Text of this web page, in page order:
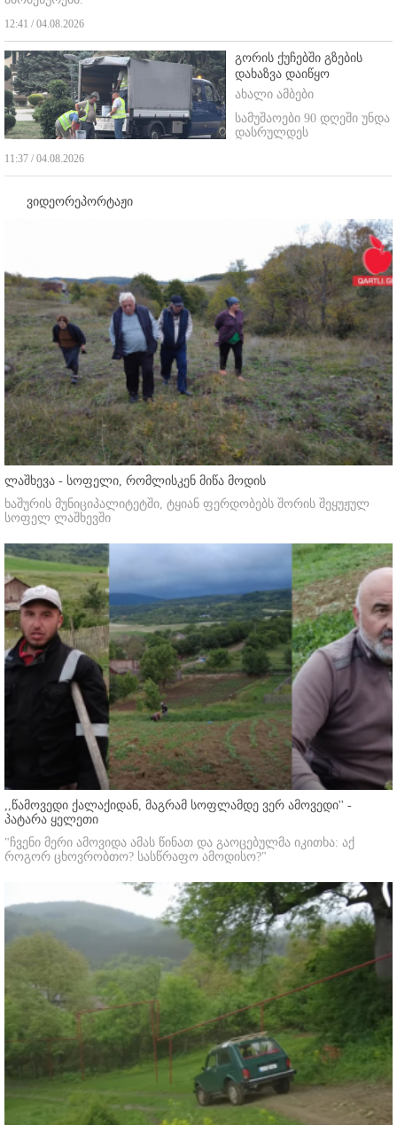
12:41 / 04.08.2026
გორის ქუჩებში გზების
დახაზვა დაიწყო
ახალი ამბები
სამუშაოები 90 დღეში უნდა
დასრულდეს
11:37 / 04.08.2026
ვიდეორეპორტაჟი
ლაშხევა - სოფელი, რომლისკენ მიწა მოდის
ხაშურის მუნიციპალიტეტში, ტყიან ფერდობებს შორის შეყუჟულ
სოფელ ლაშხევში
,,წამოვედი ქალაქიდან, მაგრამ სოფლამდე ვერ ამოვედი'' -
პატარა ყელეთი
"ჩვენი მერი ამოვიდა ამას წინათ და გაოცებულმა იკითხა: აქ
როგორ ცხოვრობთო? სასწრაფო ამოდისო?"